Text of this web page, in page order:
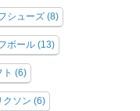
シューズ (8)
ボール (13)
(6)
クソン (6)